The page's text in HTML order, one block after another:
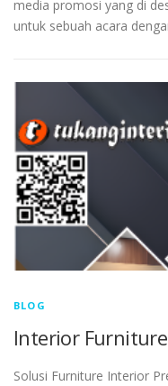
media promosi yang di
untuk sebuah acara
BLOG
Interior
Solusi Furniture Interior